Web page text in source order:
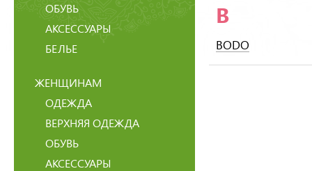
ОБУВЬ
АКСЕССУАРЫ
БЕЛЬЕ
ЖЕНЩИНАМ
ОДЕЖДА
ВЕРХНЯЯ ОДЕЖДА
ОБУВЬ
АКСЕССУАРЫ
B
BODO